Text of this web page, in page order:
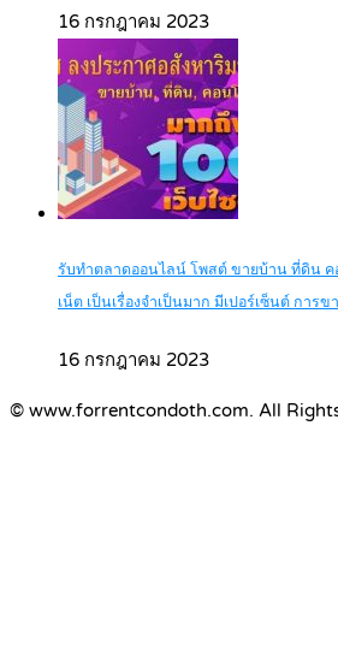
16 กรกฎาคม 2023
รับทำตลาดออนไลน์ โพสต์ ขายบ้าน ที่ดิน
เน็ต เป็นเรื่องจำเป็นมาก มีเปอร์เซ็นต์ การข
16 กรกฎาคม 2023
© www.forrentcondoth.com. All